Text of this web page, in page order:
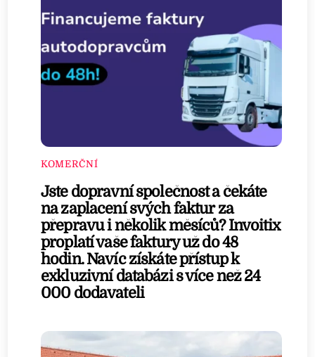
KOMERČNÍ
Jste dopravní společnost a čekáte
na zaplacení svých faktur za
přepravu i několik měsíců? Invoitix
proplatí vaše faktury už do 48
hodin. Navíc získáte přístup k
exkluzivní databázi s více než 24
000 dodavateli